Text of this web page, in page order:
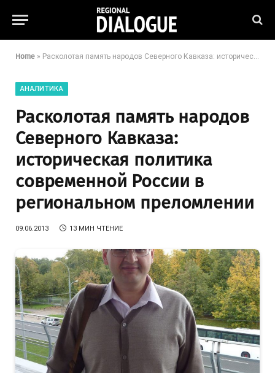
Home » Расколотая память народов Северного Кавказа: историческая политика современной России в региональном преломлении
АНАЛИТИКА
Расколотая память народов
Северного Кавказа:
историческая политика
современной России в
региональном преломлении
09.06.2013 13 МИН ЧТЕНИЕ